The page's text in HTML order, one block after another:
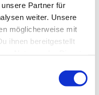
Partner für
weiter. Unsere
möglicherweise mit
ihnen bereitgestellt
*